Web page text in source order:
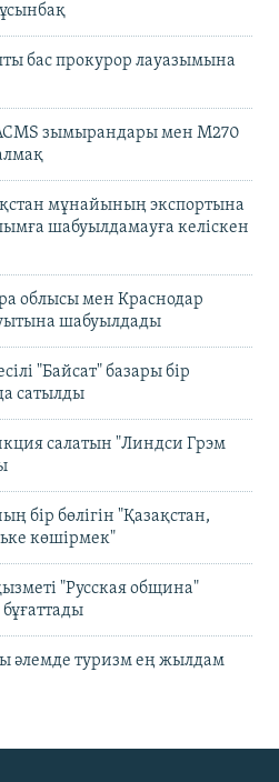
бас прокурор лауазымына
зымырандары мен M270
мұнайының экспортына
шабуылдамауға келіскен
облысы мен Краснодар
шабуылдады
"Байсат" базары бір
сатылды
салатын "Линдси Грэм
бір бөлігін "Қазақстан,
көшірмек"
"Русская община"
әлемде туризм ең жылдам